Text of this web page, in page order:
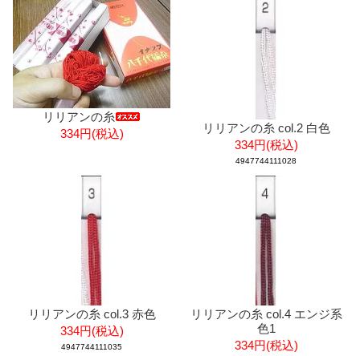
リリアンの糸
334円(税込)
リリアンの糸 col.2 白色
334円(税込)
4947744111028
リリアンの糸 col.3 赤色
334円(税込)
4947744111035
リリアンの糸 col.4 エンジ系
色1
334円(税込)